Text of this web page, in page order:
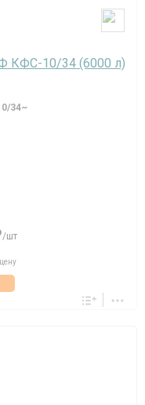
КФС-10/34 (6000 л)
34~
/шт